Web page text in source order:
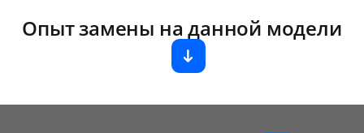
Опыт замены на данной модели